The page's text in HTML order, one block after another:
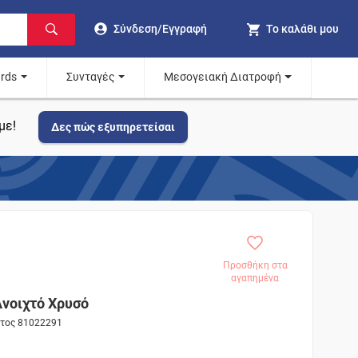
Σύνδεση/Εγγραφή Το καλάθι μου
Συνταγές Μεσογειακή Διατροφή
Δες πώς εξυπηρετείσαι
Προσθήκη στα
αγαπημένα
Χρυσό
81022291